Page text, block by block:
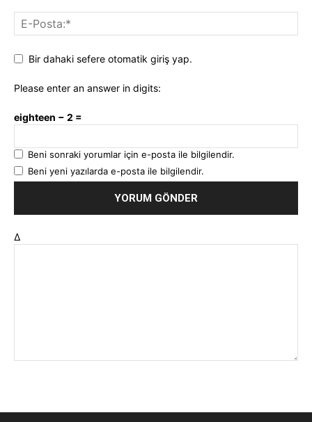
Bir dahaki sefere otomatik giriş yap.
Please enter an answer in digits:
eighteen − 2 =
Beni sonraki yorumlar için e-posta ile bilgilendir.
Beni yeni yazılarda e-posta ile bilgilendir.
Δ